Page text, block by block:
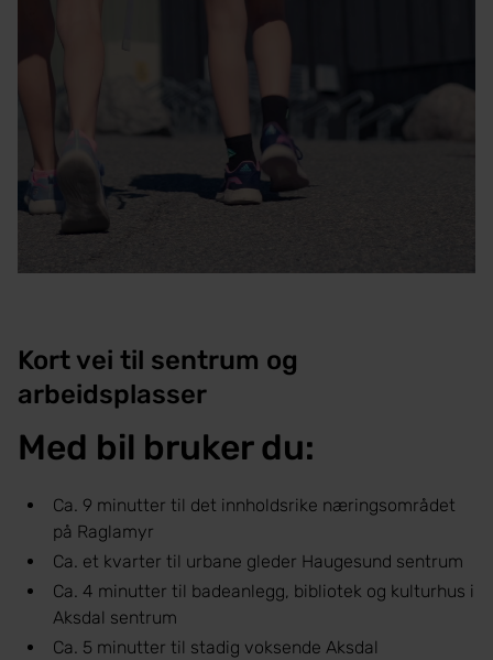
Kort vei til sentrum og
arbeidsplasser
Med bil bruker du:
Ca. 9 minutter til det innholdsrike næringsområdet
på Raglamyr
Ca. et kvarter til urbane gleder Haugesund sentrum
Ca. 4 minutter til badeanlegg, bibliotek og kulturhus i
Aksdal sentrum
Ca. 5 minutter til stadig voksende Aksdal